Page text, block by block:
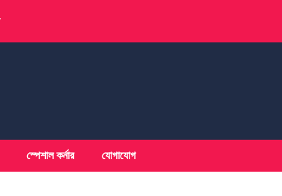
স্পেশাল কর্নার যোগাযোগ